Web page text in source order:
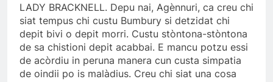
LADY BRACKNELL. Depu nai, Agènnuri, ca creu chi
siat tempus chi custu Bumbury si detzidat chi
depit bivi o depit morri. Custu stòntona-stòntona
de sa chistioni depit acabbai. E mancu potzu essi
de acòrdiu in peruna manera cun custa simpatia
de oindii po is malàdius. Creu chi siat una cosa